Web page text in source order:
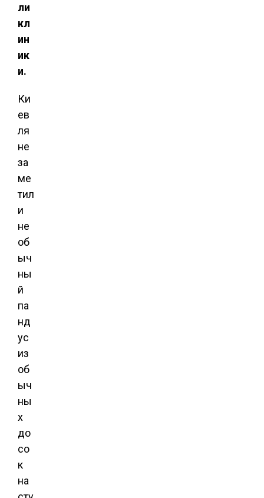
ли
кл
ин
ик
и.
Ки
ев
ля
не
за
ме
тил
и
не
об
ыч
ны
й
па
нд
ус
из
об
ыч
ны
х
до
со
к
на